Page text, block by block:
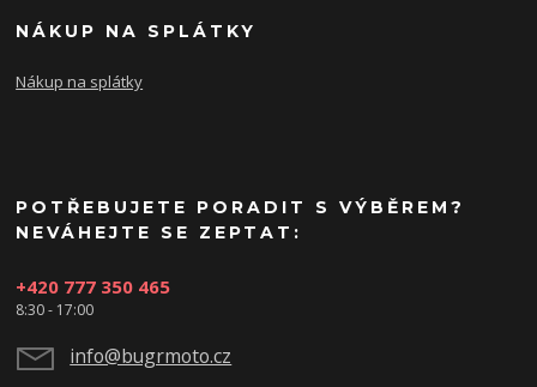
NÁKUP NA SPLÁTKY
Nákup na splátky
POTŘEBUJETE PORADIT S VÝBĚREM?
NEVÁHEJTE SE ZEPTAT:
+420 777 350 465
8:30 - 17:00
info@bugrmoto.cz